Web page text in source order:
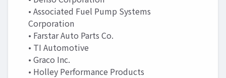
• Associated Fuel Pump Systems
Corporation
• Farstar Auto Parts Co.
• TI Automotive
• Graco Inc.
• Holley Performance Products